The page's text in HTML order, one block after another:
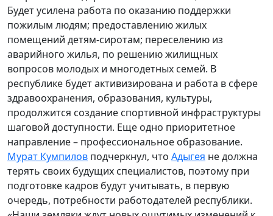
Будет усилена работа по оказанию поддержки
пожилым людям; предоставлению жилых
помещений детям-сиротам; переселению из
аварийного жилья, по решению жилищных
вопросов молодых и многодетных семей. В
республике будет активизирована и работа в сфере
здравоохранения, образования, культуры,
продолжится создание спортивной инфраструктуры
шаговой доступности. Еще одно приоритетное
направление – профессиональное образование.
Мурат Кумпилов подчеркнул, что Адыгея не должна
терять своих будущих специалистов, поэтому при
подготовке кадров будут учитывать, в первую
очередь, потребности работодателей республики.